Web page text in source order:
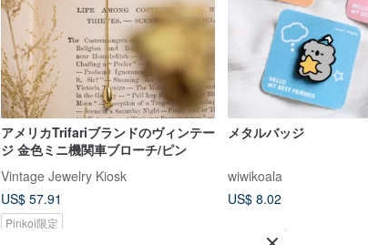
アメリカTrifariブランドのヴィンテー
ジ 金色ミニ機関車ブローチ/ピン
Vintage Jewelry Kiosk
US$ 57.91
Pinkoi限定
メタルバッジ
wiwikoala
US$ 8.02